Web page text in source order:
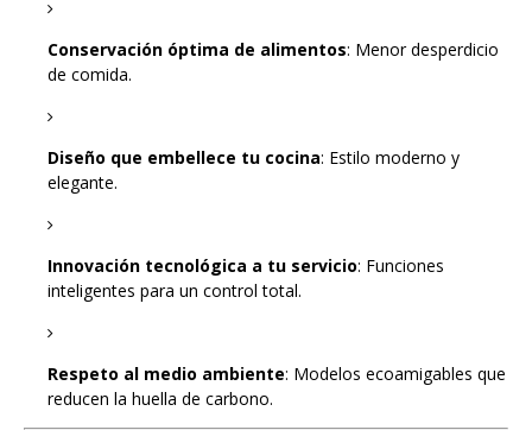
Conservación óptima de alimentos: Menor desperdicio
de comida.
Diseño que embellece tu cocina: Estilo moderno y
elegante.
Innovación tecnológica a tu servicio: Funciones
inteligentes para un control total.
Respeto al medio ambiente: Modelos ecoamigables que
reducen la huella de carbono.